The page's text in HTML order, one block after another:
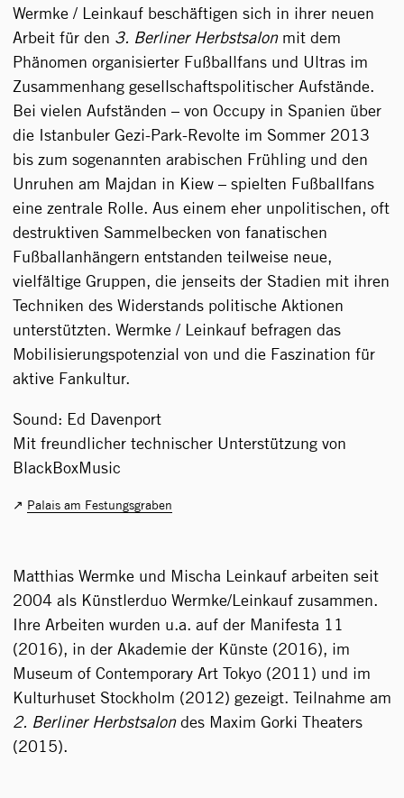
Wermke / Leinkauf beschäftigen sich in ihrer neuen
Arbeit für den 3. Berliner Herbstsalonmit dem
Phänomen organisierter Fußballfans und Ultras im
Zusammenhang gesellschaftspolitischer Aufstände.
Bei vielen Aufständen – von Occupy in Spanien über
die Istanbuler Gezi-Park-Revolte im Sommer 2013
bis zum sogenannten arabischen Frühling und den
Unruhen am Majdan in Kiew – spielten Fußballfans
eine zentrale Rolle. Aus einem eher unpolitischen, oft
destruktiven Sammelbecken von fanatischen
Fußballanhängern entstanden teilweise neue,
vielfältige Gruppen, die jenseits der Stadien mit ihren
Techniken des Widerstands politische Aktionen
unterstützten. Wermke / Leinkauf befragen das
Mobilisierungspotenzial von und die Faszination für
aktive Fankultur.
Sound: Ed Davenport
Mit freundlicher technischer Unterstützung von
BlackBoxMusic
Palais am Festungsgraben
Matthias Wermke und Mischa Leinkauf arbeiten seit
2004 als Künstlerduo Wermke/Leinkauf zusammen.
Ihre Arbeiten wurden u.a. auf der Manifesta 11
(2016), in der Akademie der Künste (2016), im
Museum of Contemporary Art Tokyo (2011) und im
Kulturhuset Stockholm (2012) gezeigt. Teilnahme am
2. Berliner Herbstsalondes Maxim Gorki Theaters
(2015).